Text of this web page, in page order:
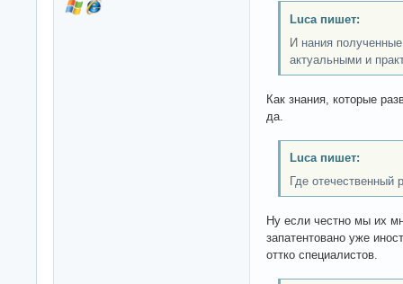
Luca пишет:
И нания
актуальными и
Как знания, которые
да.
Luca пишет:
Где отечественный
Ну если честно мы их
запатентовано уже
оттко специалистов.